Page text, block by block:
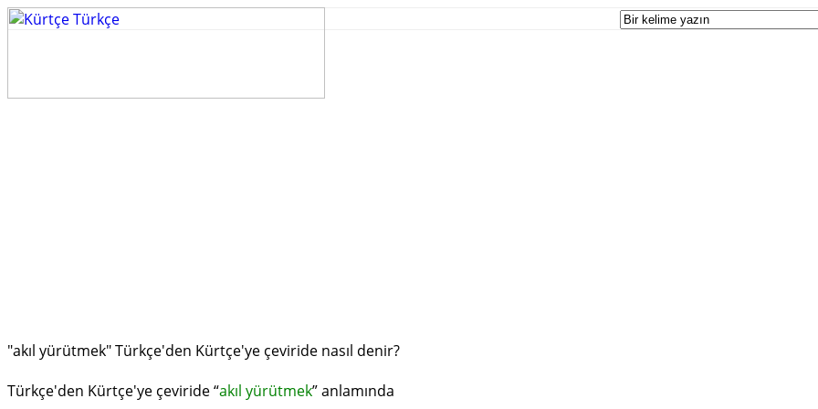
"akıl yürütmek" Türkçe'den Kürtçe'ye çeviride nasıl denir?
Türkçe'den Kürtçe'ye çeviride “akıl yürütmek” anlamında